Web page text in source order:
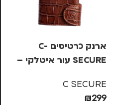
ארנק כרטיסים C-
SECURE עור איטלקי –
C SECURE
₪299